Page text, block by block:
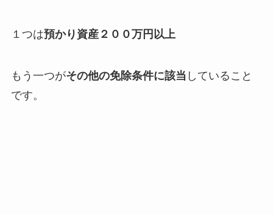
１つは預かり資産２００万円以上
もう一つがその他の免除条件に該当 していること
です。